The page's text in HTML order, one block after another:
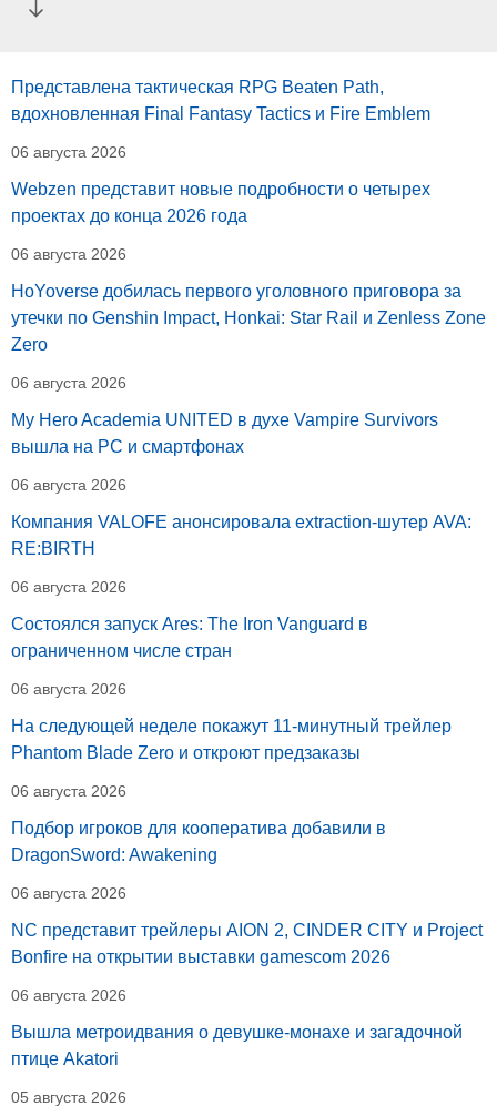
Представлена тактическая RPG Beaten Path,
вдохновленная Final Fantasy Tactics и Fire Emblem
06 августа 2026
Webzen представит новые подробности о четырех
проектах до конца 2026 года
06 августа 2026
HoYoverse добилась первого уголовного приговора за
утечки по Genshin Impact, Honkai: Star Rail и Zenless Zone
Zero
06 августа 2026
My Hero Academia UNITED в духе Vampire Survivors
вышла на PC и смартфонах
06 августа 2026
Компания VALOFE анонсировала extraction-шутер AVA:
RE:BIRTH
06 августа 2026
Состоялся запуск Ares: The Iron Vanguard в
ограниченном числе стран
06 августа 2026
На следующей неделе покажут 11-минутный трейлер
Phantom Blade Zero и откроют предзаказы
06 августа 2026
Подбор игроков для кооператива добавили в
DragonSword: Awakening
06 августа 2026
NC представит трейлеры AION 2, CINDER CITY и Project
Bonfire на открытии выставки gamescom 2026
06 августа 2026
Вышла метроидвания о девушке-монахе и загадочной
птице Akatori
05 августа 2026